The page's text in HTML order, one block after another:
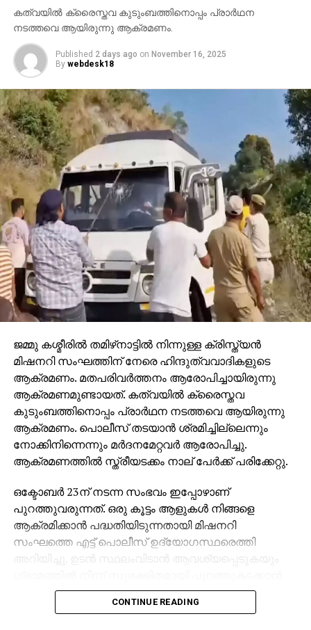
കത്വയില്‍ ക്രൈസ്തവ കുടുംബത്തിനൊപ്പം പ്രാര്‍ഥന
നടത്തവെ ആയിരുന്നു ആക്രമണം.
Published 2 days ago on November 16, 2025
By webdesk18
ജമ്മു കശ്മീരില്‍ തമിഴ്‌നാട്ടില്‍ നിന്നുള്ള ക്രിസ്ത്യന്‍
മിഷനറി സംഘത്തിന് നേരെ ഹിന്ദുത്വവാദികളുടെ
ആക്രമണം. മതപരിവര്‍ത്തനം ആരോപിച്ചായിരുന്നു
ആക്രമണമുണ്ടായത്. കത്വയില്‍ ക്രൈസ്തവ
കുടുംബത്തിനൊപ്പം പ്രാര്‍ഥന നടത്തവെ ആയിരുന്നു
ആക്രമണം. പൊലീസ് തടയാന്‍ ശ്രമിച്ചില്ലെന്നും
നോക്കിനിന്നെന്നും മര്‍ദനമേറ്റവര്‍ ആരോപിച്ചു.
ആക്രമണത്തില്‍ സ്ത്രീയടക്കം നാല് പേര്‍ക്ക് പരിക്കേറ്റു.
ഒക്ടോബര്‍ 23ന് നടന്ന സംഭവം ഇപ്പോഴാണ്
പുറത്തുവരുന്നത്. ഒരു കൂട്ടം ആളുകള്‍ നിങ്ങളെ
ആക്രമിക്കാന്‍ പദ്ധതിയിടുന്നതായി മിഷനറി
സംഘത്തെ എട്ട് പൊലീസ് ഉദ്യോഗസ്ഥരെത്തി
അറിയിച്ചു. ഉടന്‍ സ്ഥലംവിടാന്‍ ആവശ്യപ്പെടുകയും
സംരക്ഷണം നല്‍കാമെന്ന് പറയുകയും ചെയ്തു.
CONTINUE READING